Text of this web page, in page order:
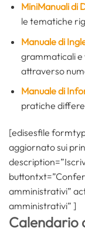
MiniManuali di
le tematiche
Manuale di
grammaticali e
attraverso
Manuale di
pratiche
[edisesfile
aggiornato sui
amministrativi”
amministrativi” ]
Calendario